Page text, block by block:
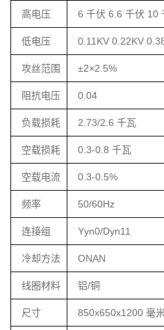
高电压 6 千伏 6.6 千伏 10
低电压 0.11KV 0.22KV
攻丝范围 ±2×2.5%
阻抗电压 0.04
负载损耗 2.73/2.6 千瓦
空载损耗 0.3-0.8 千瓦
空载电流 0.3-0.5%
频率 50/60Hz
连接组 Yyn0/Dyn11
冷却方法 ONAN
线圈材料 铝/铜
尺寸 850x650x1200 毫